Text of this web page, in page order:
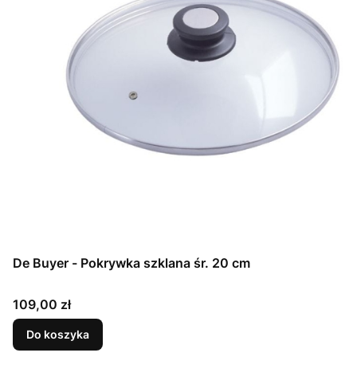
De Buyer - Pokrywka szklana śr. 20 cm
Cena
109,00 zł
Do koszyka